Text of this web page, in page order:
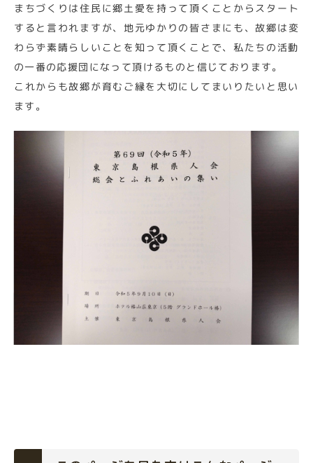
まちづくりは住民に郷土愛を持って頂くことからスタート
すると言われますが、地元ゆかりの皆さまにも、故郷は変
わらず素晴らしいことを知って頂くことで、私たちの活動
の一番の応援団になって頂けるものと信じております。
これからも故郷が育むご縁を大切にしてまいりたいと思い
ます。